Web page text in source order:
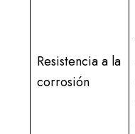
Resistencia a la
corrosión